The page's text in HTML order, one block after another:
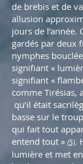
de brebis et de
allusion
jours de l’année.
gardés par deux
nymphes
signifiant «
signifiant «
comme Tirésias,
qu’il était
basse sur le
qui fait tout
entend tout » (5).
lumière et met